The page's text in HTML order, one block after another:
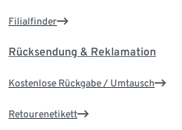
Filialfinder
Rücksendung & Reklamation
Kostenlose Rückgabe / Umtausch
Retourenetikett